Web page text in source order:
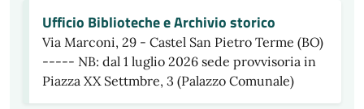
Ufficio Biblioteche e Archivio storico
Via Marconi, 29 - Castel San Pietro Terme (BO)
----- NB: dal 1 luglio 2026 sede provvisoria in
Piazza XX Settmbre, 3 (Palazzo Comunale)